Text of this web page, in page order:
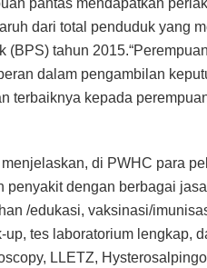
dari total penduduk yang
tahun
dalam pengambilan
terbaiknya kepada
di PWHC para
dengan berbagai
/edukasi, vaksinasi/
tes laboratorium lengkap,
LLETZ,